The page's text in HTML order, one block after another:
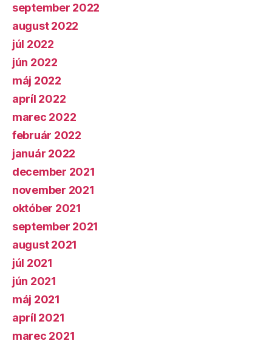
september 2022
august 2022
júl 2022
jún 2022
máj 2022
apríl 2022
marec 2022
február 2022
január 2022
december 2021
november 2021
október 2021
september 2021
august 2021
júl 2021
jún 2021
máj 2021
apríl 2021
marec 2021